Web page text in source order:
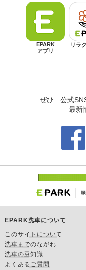
EPARK洗車について
このサイトについて
洗車までのながれ
洗車の豆知識
よくあるご質問